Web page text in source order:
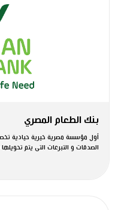
بنك الطعام المصري
أول مؤسسة مصرية خيرية حيادية
الصدقات و التبرعات التى يتم